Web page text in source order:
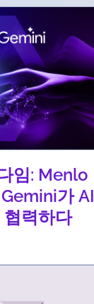
임: Menlo
가 AI
협력하다